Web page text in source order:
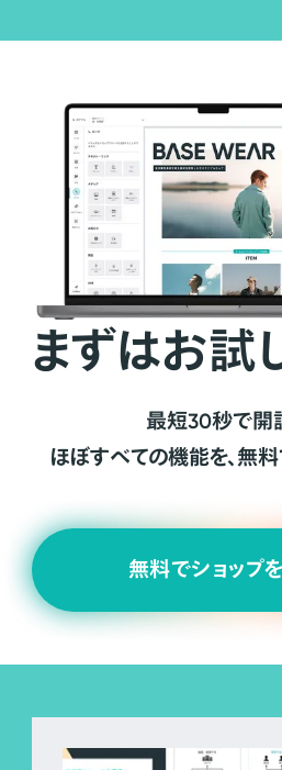
まずはお試
最短30秒で開
ほぼすべての機能を、無料
無料でショップ